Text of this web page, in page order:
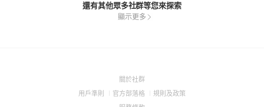
還有其他眾多社群等您來探索
顯示更多
關於社群(Open
用戶準則
(Open
官方部落格
(Open
規則及政策(Open